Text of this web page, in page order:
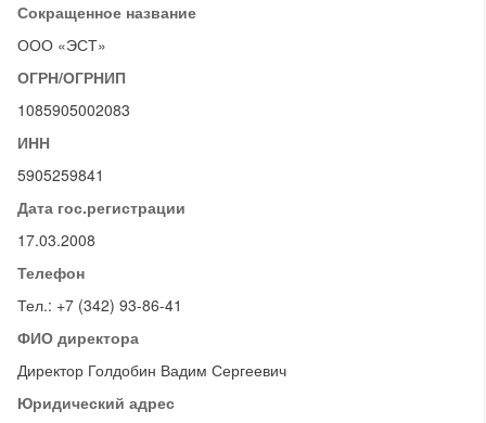
Сокращенное название
ООО «ЭСТ»
ОГРН/ОГРНИП
1085905002083
ИНН
5905259841
Дата гос.регистрации
17.03.2008
Телефон
Тел.: +7 (342) 93-86-41
ФИО директора
Директор Голдобин Вадим Сергеевич
Юридический адрес